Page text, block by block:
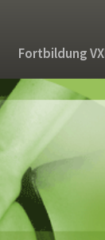
Fortbildung